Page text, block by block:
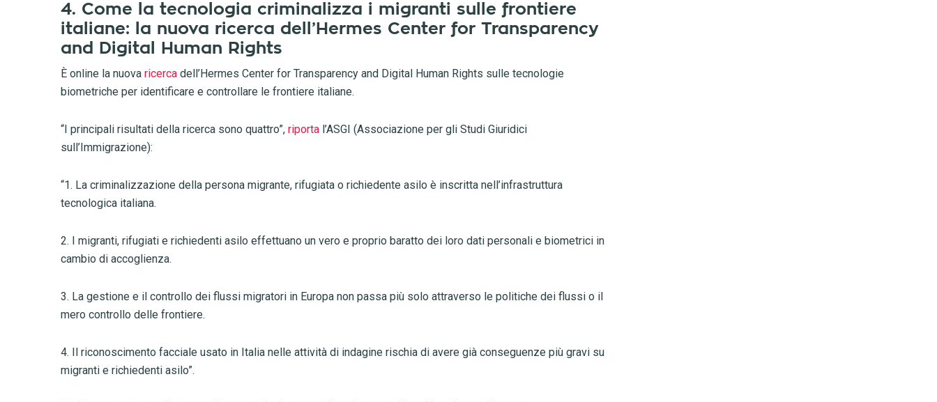
4. Come la tecnologia criminalizza i migranti sulle frontiere
italiane: la nuova ricerca dell’Hermes Center for Transparency
and Digital Human Rights
È online la nuova ricerca dell’Hermes Center for Transparency and Digital Human Rights sulle tecnologie
biometriche per identificare e controllare le frontiere italiane.
“I principali risultati della ricerca sono quattro”, riporta l’ASGI (Associazione per gli Studi Giuridici
sull’Immigrazione):
“1. La criminalizzazione della persona migrante, rifugiata o richiedente asilo è inscritta nell’infrastruttura
tecnologica italiana.
2. I migranti, rifugiati e richiedenti asilo effettuano un vero e proprio baratto dei loro dati personali e biometrici in
cambio di accoglienza.
3. La gestione e il controllo dei flussi migratori in Europa non passa più solo attraverso le politiche dei flussi o il
mero controllo delle frontiere.
4. Il riconoscimento facciale usato in Italia nelle attività di indagine rischia di avere già conseguenze più gravi su
migranti e richiedenti asilo”.